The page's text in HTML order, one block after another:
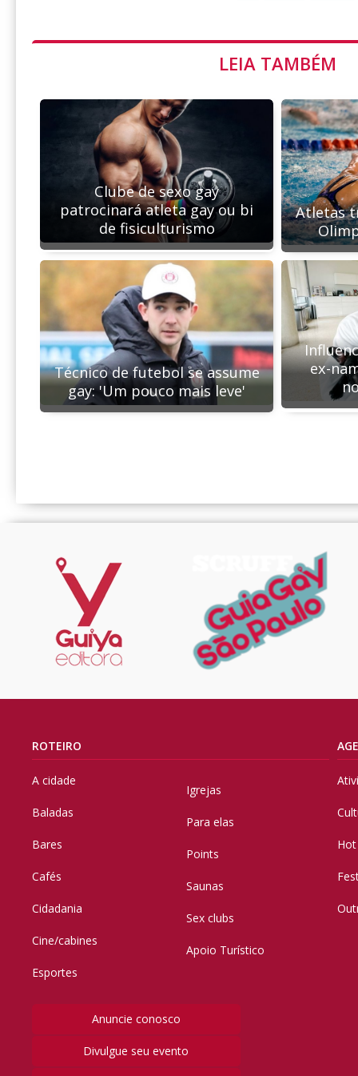
LEIA TAMBÉM
Clube de sexo gay
patrocinará atleta gay ou bi
de fisiculturismo
Atletas
Técnico de futebol se assume
gay: 'Um pouco mais leve'
ex-
ROTEIRO
A cidade
Baladas
Bares
Cafés
Cidadania
Cine/cabines
Esportes
Igrejas
Para elas
Points
Saunas
Sex clubs
Apoio Turístico
Anuncie conosco
Divulgue seu evento
Hot